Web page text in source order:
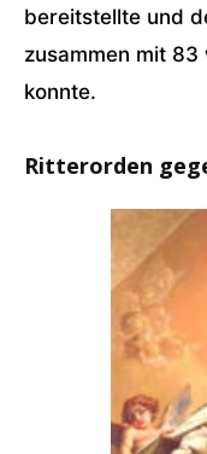
bereitstellte und
zusammen mit 83
konnte.
Ritterorden